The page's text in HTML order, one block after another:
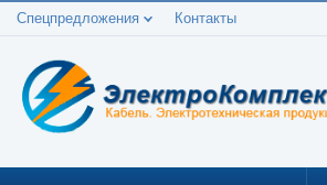
Спецпредложения Контакты